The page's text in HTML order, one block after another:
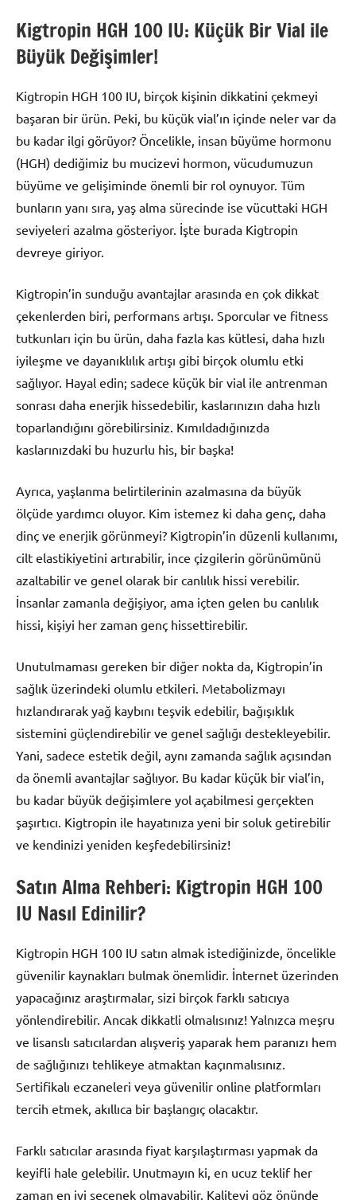
Kigtropin HGH 100 IU: Küçük Bir Vial ile
Büyük Değişimler!
Kigtropin HGH 100 IU, birçok kişinin dikkatini çekmeyi
başaran bir ürün. Peki, bu küçük vial’ın içinde neler var da
bu kadar ilgi görüyor? Öncelikle, insan büyüme hormonu
(HGH) dediğimiz bu mucizevi hormon, vücudumuzun
büyüme ve gelişiminde önemli bir rol oynuyor. Tüm
bunların yanı sıra, yaş alma sürecinde ise vücuttaki HGH
seviyeleri azalma gösteriyor. İşte burada Kigtropin
devreye giriyor.
Kigtropin’in sunduğu avantajlar arasında en çok dikkat
çekenlerden biri, performans artışı. Sporcular ve fitness
tutkunları için bu ürün, daha fazla kas kütlesi, daha hızlı
iyileşme ve dayanıklılık artışı gibi birçok olumlu etki
sağlıyor. Hayal edin; sadece küçük bir vial ile antrenman
sonrası daha enerjik hissedebilir, kaslarınızın daha hızlı
toparlandığını görebilirsiniz. Kımıldadığınızda
kaslarınızdaki bu huzurlu his, bir başka!
Ayrıca, yaşlanma belirtilerinin azalmasına da büyük
ölçüde yardımcı oluyor. Kim istemez ki daha genç, daha
dinç ve enerjik görünmeyi? Kigtropin’in düzenli kullanımı,
cilt elastikiyetini artırabilir, ince çizgilerin görünümünü
azaltabilir ve genel olarak bir canlılık hissi verebilir.
İnsanlar zamanla değişiyor, ama içten gelen bu canlılık
hissi, kişiyi her zaman genç hissettirebilir.
Unutulmaması gereken bir diğer nokta da, Kigtropin’in
sağlık üzerindeki olumlu etkileri. Metabolizmayı
hızlandırarak yağ kaybını teşvik edebilir, bağışıklık
sistemini güçlendirebilir ve genel sağlığı destekleyebilir.
Yani, sadece estetik değil, aynı zamanda sağlık açısından
da önemli avantajlar sağlıyor. Bu kadar küçük bir vial’in,
bu kadar büyük değişimlere yol açabilmesi gerçekten
şaşırtıcı. Kigtropin ile hayatınıza yeni bir soluk getirebilir
ve kendinizi yeniden keşfedebilirsiniz!
Satın Alma Rehberi: Kigtropin HGH 100
IU Nasıl Edinilir?
Kigtropin HGH 100 IU satın almak istediğinizde, öncelikle
güvenilir kaynakları bulmak önemlidir. İnternet üzerinden
yapacağınız araştırmalar, sizi birçok farklı satıcıya
yönlendirebilir. Ancak dikkatli olmalısınız! Yalnızca meşru
ve lisanslı satıcılardan alışveriş yaparak hem paranızı hem
de sağlığınızı tehlikeye atmaktan kaçınmalısınız.
Sertifikalı eczaneleri veya güvenilir online platformları
tercih etmek, akıllıca bir başlangıç olacaktır.
Farklı satıcılar arasında fiyat karşılaştırması yapmak da
keyifli hale gelebilir. Unutmayın ki, en ucuz teklif her
zaman en iyi seçenek olmayabilir. Kaliteyi göz önünde